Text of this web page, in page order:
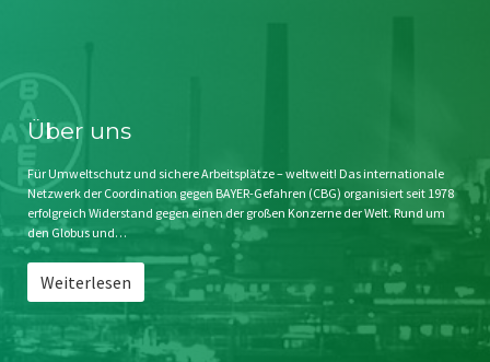
Kontakt
Impressum
Störfälle
Stichwort BAYER
Jahrestagung
SPENDEN
Über uns
Für Umweltschutz und sichere Arbeitsplätze – weltweit! Das internationale
Netzwerk der Coordination gegen BAYER-Gefahren (CBG) organisiert seit 1978
erfolgreich Widerstand gegen einen der großen Konzerne der Welt. Rund um
den Globus und…
Weiterlesen